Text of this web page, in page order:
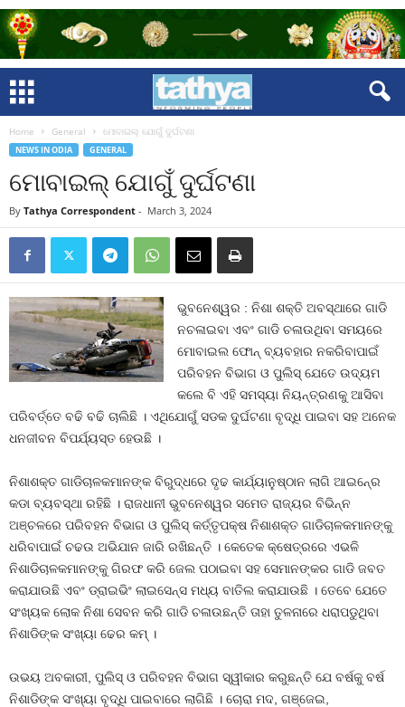
Home General ମୋବାଇଲ୍‍ ଯୋଗୁଁ ଦୁର୍ଘଟଣା
NEWS IN ODIA GENERAL
ମୋବାଇଲ୍‍ ଯୋଗୁଁ ଦୁର୍ଘଟଣା
By Tathya Correspondent - March 3, 2024
ଭୁବନେଶ୍ୱର : ନିଶା ଶକ୍ତି ଅବସ୍ଥାରେ ଗାଡି
ନଚଳାଇବା ଏବଂ ଗାଡି ଚଳାଉଥିବା ସମୟରେ
ମୋବାଇଲ ଫୋନ୍‍ ବ୍ୟବହାର ନକରିବାପାଇଁ
ପରିବହନ ବିଭାଗ ଓ ପୁଲିସ୍‍ ଯେତେ ଉଦ୍ୟମ
କଲେ ବି ଏହି ସମସ୍ୟା ନିୟନ୍ତ୍ରଣକୁ ଆସିବା
ପରିବର୍ତ୍ତେ ବଢି ବଢି ଚାଲିଛି । ଏଥିଯୋଗୁଁ ସଡକ ଦୁର୍ଘଟଣା ବୃଦ୍ଧି ପାଇବା ସହ ଅନେକ
ଧନଜୀବନ ବିପର୍ଯ୍ୟସ୍ତ ହେଉଛି ।
ନିଶାଶକ୍ତ ଗାଡିଚାଳକମାନଙ୍କ ବିରୁଦ୍ଧରେ ଦୃଢ କାର୍ଯ୍ୟାନୁଷ୍ଠାନ ଲାଗି ଆଇନ୍‍ରେ
କଡା ବ୍ୟବସ୍ଥା ରହିଛି । ରାଜଧାନୀ ଭୁବନେଶ୍ୱର ସମେତ ରାଜ୍ୟର ବିଭିନ୍ନ
ଅଞ୍ଚଳରେ ପରିବହନ ବିଭାଗ ଓ ପୁଲିସ୍‍ କର୍ତ୍ତୃପକ୍ଷ ନିଶାଶକ୍ତ ଗାଡିଚାଳକମାନଙ୍କୁ
ଧରିବାପାଇଁ ଚଢଉ ଅଭିଯାନ ଜାରି ରଖିଛନ୍ତି । କେତେକ କ୍ଷେତ୍ରରେ ଏଭଳି
ନିଶାଡିଚାଳକମାନଙ୍କୁ ଗିରଫ କରି ଜେଲ ପଠାଇବା ସହ ସେମାନଙ୍କର ଗାଡି ଜବତ
କରାଯାଉଛି ଏବଂ ଡ୍ରାଇଭିଂ ଲାଇସେନ୍ସ ମଧ୍ୟ ବାତିଲ କରାଯାଉଛି । ତେବେ ଯେତେ
ସଂଖ୍ୟକ ଲୋକ ନିଶା ସେବନ କରି ଗାଡି ଚଳାଉଛନ୍ତି ତାହା ତୁଳନାରେ ଧରାପଡୁଥିବା
ନିଶାଡିଙ୍କ ସଂଖ୍ୟା ଢେର କମ୍‍ ।
ଉଭୟ ଅବକାରୀ, ପୁଲିସ୍‍ ଓ ପରିବହନ ବିଭାଗ ସ୍ୱୀକାର କରୁଛନ୍ତି ଯେ ବର୍ଷକୁ ବର୍ଷ
ନିଶାଡିଙ୍କ ସଂଖ୍ୟା ବୃଦ୍ଧି ପାଇବାରେ ଲାଗିଛି । ଚୋରା ମଦ, ଗଞ୍ଜେଇ,